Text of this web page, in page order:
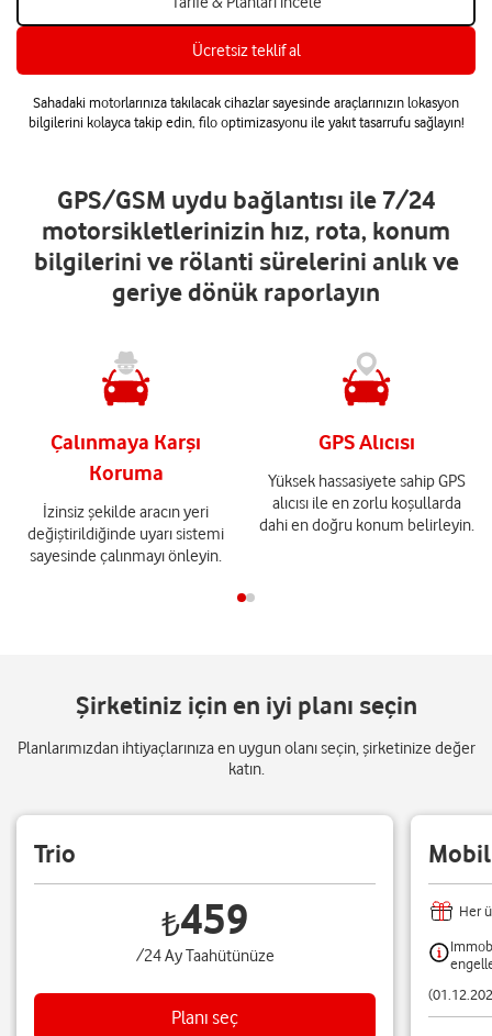
Ücretsiz teklif al
Sahadaki motorlarınıza takılacak cihazlar sayesinde araçlarınızın lokasyon
bilgilerini kolayca takip edin, filo optimizasyonu ile yakıt tasarrufu sağlayın!
GPS/GSM uydu bağlantısı ile 7/24
motorsikletlerinizin hız, rota, konum
bilgilerini ve rölanti sürelerini anlık ve
geriye dönük raporlayın
Çalınmaya Karşı
Koruma
İzinsiz şekilde aracın yeri
değiştirildiğinde uyarı sistemi
sayesinde çalınmayı önleyin.
GPS Alıcısı
Yüksek hassasiyete sahip GPS
alıcısı ile en zorlu koşullarda
dahi en doğru konum belirleyin.
Şirketiniz için en iyi planı seçin
Planlarımızdan ihtiyaçlarınıza en uygun olanı seçin, şirketinize değer
katın.
Trio
₺459
/24 Ay Taahütünüze
Planı seç
Her